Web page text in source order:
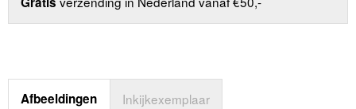
Afbeeldingen Inkijkexemplaar